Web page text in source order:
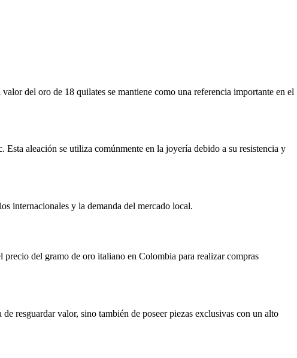
del oro de 18 quilates se mantiene como una referencia importante en el
aleación se utiliza comúnmente en la joyería debido a su resistencia y
internacionales y la demanda del mercado local.
del gramo de oro italiano en Colombia para realizar compras
resguardar valor, sino también de poseer piezas exclusivas con un alto